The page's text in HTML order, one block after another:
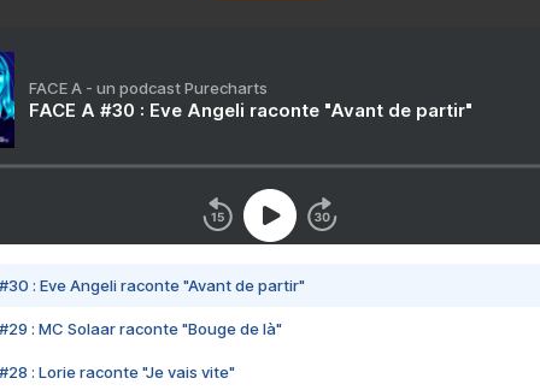
FACE A - un podcast Purecharts
FACE A #30 : Eve Angeli raconte "Avant de partir"
#30 : Eve Angeli raconte "Avant de partir"
#29 : MC Solaar raconte "Bouge de là"
#28 : Lorie raconte "Je vais vite"